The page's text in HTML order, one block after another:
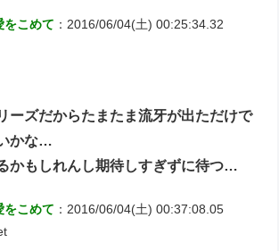
をこめて ：2016/06/04(土) 00:25:34.32
ーズだからたまたま流牙が出ただけで
かな…
かもしれんし期待しすぎずに待つ…
をこめて ：2016/06/04(土) 00:37:08.05